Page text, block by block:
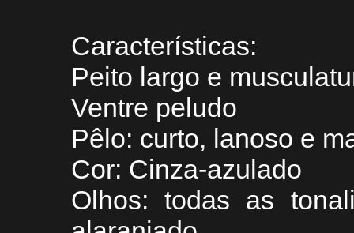
Características:
Peito largo e
Ventre peludo
Pêlo: curto, lanoso e
Cor: Cinza-azulado
Olhos: todas as